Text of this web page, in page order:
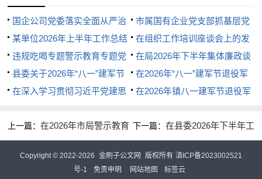
国企公司党委落实全面从严治
党主体责任和监督责任情况报告
市属国有企业党支部抓基层党
建工作总结
某单位2026年上半年工作总结
及下半年工作计划
在组织工作培训座谈会上的发
言
违规吃喝专题警示教育专题党
课演讲稿：杜绝“舌尖上的腐败”
敲响清正廉洁警钟
在局2026年下半年集体廉政谈
话上的讲话
县委关于2026年“八一”建军节
期间双拥活动开展情况的总结
在2026年“八一”建军节退役军
人代表座谈会上的讲话
在深入学习贯彻习近平党建思
在2026年镇八一建军节退役军
上一篇：在2026年市局警示教育 下一篇： 在县委2026年下半年工
Copyright © 2022-2026 金刷子公文网 版权所有 滇ICP备2023002521
号-1
免责申明 网站地图 标签云